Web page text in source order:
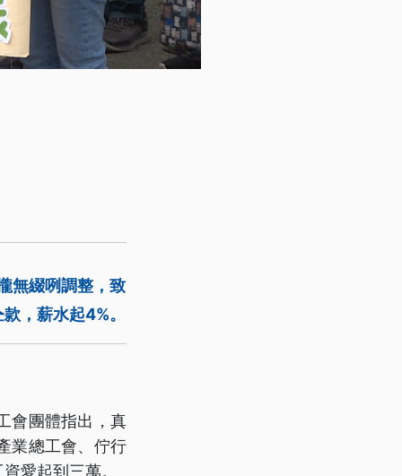
無綴咧調整，致
，薪水起4%。
會團體指出，真
業總工會、佇行
愛起到三萬。